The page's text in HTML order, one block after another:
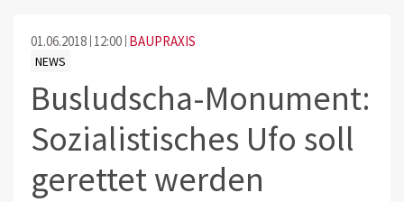
01.06.2018 12:00 BAUPRAXIS
NEWS
Busludscha-Monument:
Sozialistisches Ufo soll
gerettet werden